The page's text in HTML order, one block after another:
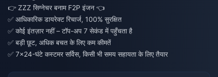
👉 ZZZ सिग्नेचर बनाम F2P इंजन 👈
✅ आधिकारिक डायरेक्ट रिचार्ज, 100% सुरक्षित
✅ कोई इंतज़ार नहीं – टॉप-अप 7 सेकंड में पहुँचता है
✅ बड़ी छूट, अधिक बचत के लिए कम कीमतें
✅ 7×24-घंटे कस्टमर सर्विस, किसी भी समय सहायता के लिए तैयार